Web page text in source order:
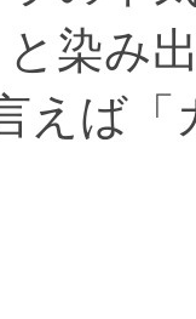
と染み
えば